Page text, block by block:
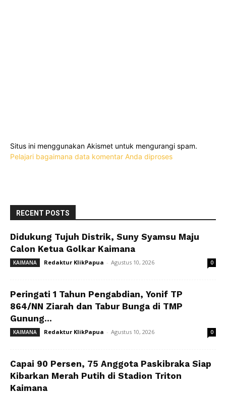
Situs ini menggunakan Akismet untuk mengurangi spam.
Pelajari bagaimana data komentar Anda diproses
RECENT POSTS
Didukung Tujuh Distrik, Suny Syamsu Maju
Calon Ketua Golkar Kaimana
KAIMANA Redaktur KlikPapua - Agustus 10, 2026 0
Peringati 1 Tahun Pengabdian, Yonif TP
864/NN Ziarah dan Tabur Bunga di TMP
Gunung...
KAIMANA Redaktur KlikPapua - Agustus 10, 2026 0
Capai 90 Persen, 75 Anggota Paskibraka Siap
Kibarkan Merah Putih di Stadion Triton
Kaimana